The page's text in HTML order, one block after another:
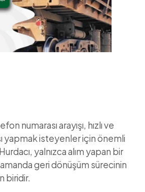
numarası arayışı, hızlı ve
yapmak isteyenler için önemli
yalnızca alım yapan bir
geri dönüşüm sürecinin
biridir.